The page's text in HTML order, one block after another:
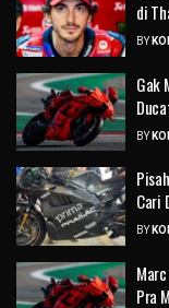
di
BY
Gak
BY
Cari
BY
Pra